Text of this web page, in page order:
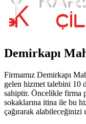
Demirkapı
Firmamız Demirkapı
gelen hizmet talebini 10
sahiptir. Öncelikle firma
sokaklarına itina ile bu
çağırarak alabileceğinizi